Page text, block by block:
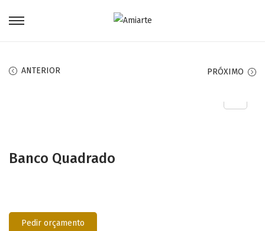
ANTERIOR PRÓXIMO
Banco Quadrado
Pedir orçamento